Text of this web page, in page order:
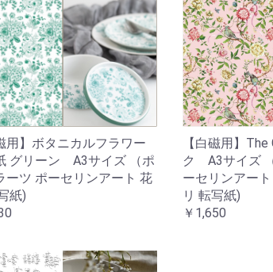
用】ボタニカルフラワー
グリーン A3サイズ （ポ
ーツ ポーセリンアート 花
紙)
【白磁用】
ク A3サイズ
ーセリンアー
リ 転写紙)
￥1,650